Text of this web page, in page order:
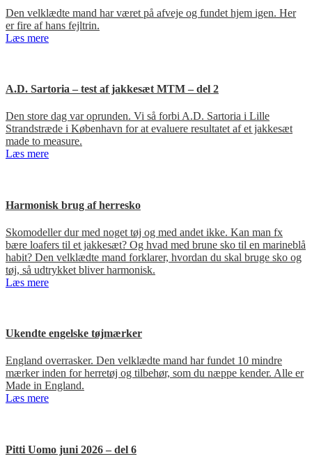
Den velklædte mand har været på afveje og fundet hjem igen. Her
er fire af hans fejltrin.
Læs mere
A.D. Sartoria – test af jakkesæt MTM – del 2
Den store dag var oprunden. Vi så forbi A.D. Sartoria i Lille
Strandstræde i København for at evaluere resultatet af et jakkesæt
made to measure.
Læs mere
Harmonisk brug af herresko
Skomodeller dur med noget tøj og med andet ikke. Kan man fx
bære loafers til et jakkesæt? Og hvad med brune sko til en marineblå
habit? Den velklædte mand forklarer, hvordan du skal bruge sko og
tøj, så udtrykket bliver harmonisk.
Læs mere
Ukendte engelske tøjmærker
England overrasker. Den velklædte mand har fundet 10 mindre
mærker inden for herretøj og tilbehør, som du næppe kender. Alle er
Made in England.
Læs mere
Pitti Uomo juni 2026 – del 6